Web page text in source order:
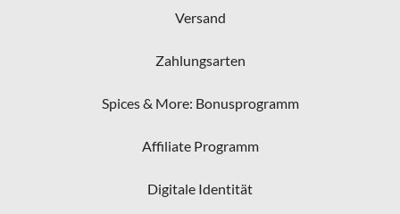
Versand
Zahlungsarten
Spices & More: Bonusprogramm
Affiliate Programm
Digitale Identität